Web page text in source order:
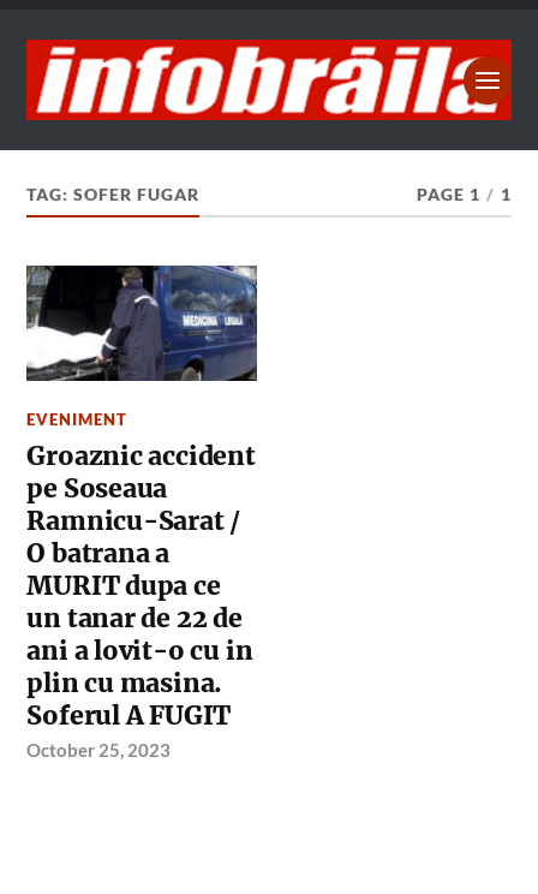
TAG:SOFER FUGAR PAGE 1 / 1
EVENIMENT
Groaznic accident
pe Soseaua
Ramnicu-Sarat /
O batrana a
MURIT dupa ce
un tanar de 22 de
ani a lovit-o cu in
plin cu masina.
Soferul A FUGIT
October 25, 2023